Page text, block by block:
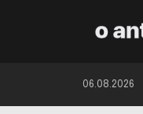
06.08.2026